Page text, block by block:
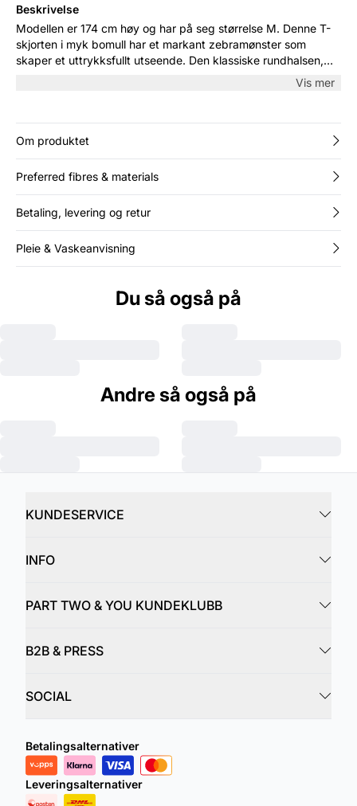
Beskrivelse
Modellen er 174 cm høy og har på seg størrelse M. Denne T-
skjorten i myk bomull har et markant zebramønster som
skaper et uttrykksfullt utseende. Den klassiske rundhalsen,
korte ermene og den avslappede passformen gjør den
perfekt for hverdagsbruk. Bruk den med jeans, shorts eller
Vis mer
Om produktet
Preferred fibres & materials
Betaling, levering og retur
Pleie & Vaskeanvisning
Du så også på
Andre så også på
KUNDESERVICE
INFO
PART TWO & YOU KUNDEKLUBB
B2B & PRESS
SOCIAL
Betalingsalternativer
Leveringsalternativer